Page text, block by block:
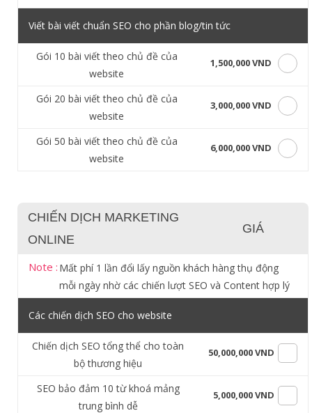
Viết bài viết chuẩn SEO cho phần blog/tin tức
Gói 10 bài viết theo chủ đề của
website
1,500,000 VND
Gói 20 bài viết theo chủ đề của
website
3,000,000 VND
Gói 50 bài viết theo chủ đề của
website
6,000,000 VND
CHIẾN DỊCH MARKETING
ONLINE
GIÁ
Note : Mất phí 1 lần đổi lấy nguồn khách hàng thụ động
mỗi ngày nhờ các chiến lượt SEO và Content hợp lý
Các chiến dịch SEO cho website
Chiến dịch SEO tổng thể cho toàn
bộ thương hiệu
50,000,000 VND
SEO bảo đảm 10 từ khoá mảng
trung bình dễ
5,000,000 VND